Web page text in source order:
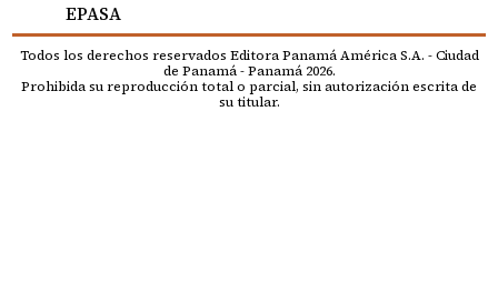
EPASA
Todos los derechos reservados Editora Panamá América S.A. - Ciudad
de Panamá - Panamá 2026.
Prohibida su reproducción total o parcial, sin autorización escrita de
su titular.